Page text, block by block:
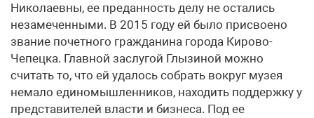
Николаевны, ее преданность делу не остались
незамеченными. В 2015 году ей было присвоено
звание почетного гражданина города Кирово-
Чепецка. Главной заслугой Глызиной можно
считать то, что ей удалось собрать вокруг музея
немало единомышленников, находить поддержку у
представителей власти и бизнеса. Под ее